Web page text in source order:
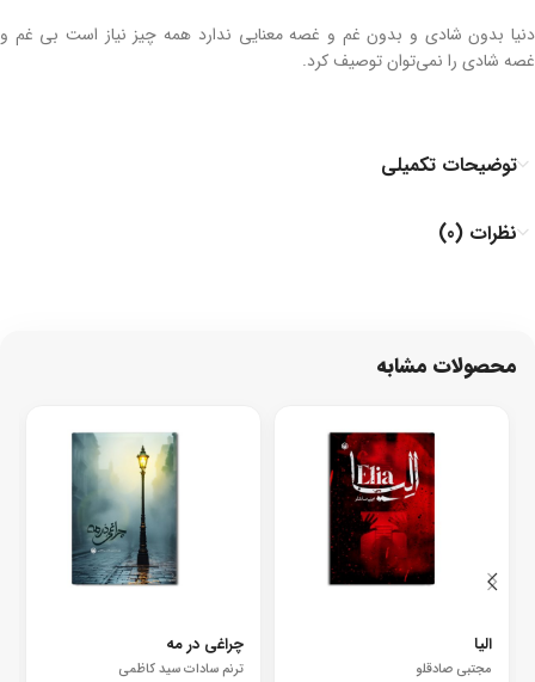
دنیا بدون شادی و بدون غم و غصه معنایی ندارد همه چیز نیاز است بی غم و
غصه شادی را نمی‌توان توصیف کرد.
توضیحات تکمیلی
نظرات (0)
محصولات مشابه
الیا
مجتبی صادقلو
چراغی در مه
ترنم سادات سید کاظمی